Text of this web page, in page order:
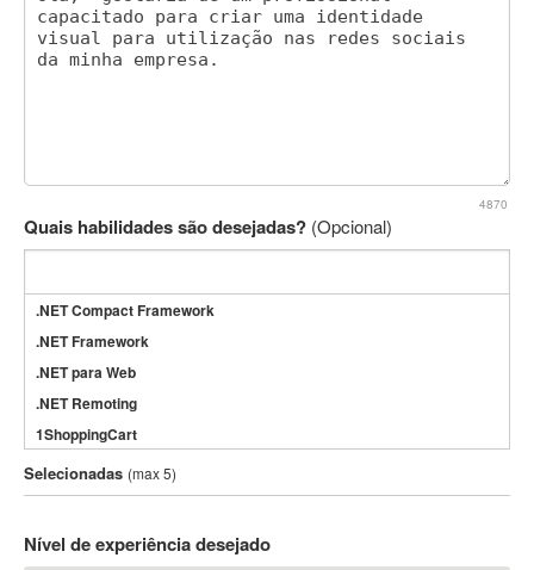
4870
Quais habilidades são desejadas? (Opcional)
.NET Compact Framework
.NET Framework
.NET para Web
.NET Remoting
1ShoppingCart
3DS Max
3GSM
802.11
Selecionadas (max 5)
Nível de experiência desejado